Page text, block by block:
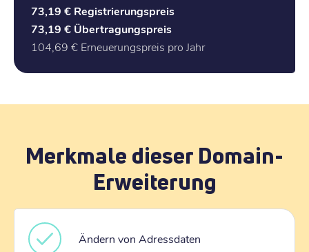
73,19 € Registrierungspreis
73,19 € Übertragungspreis
104,69 € Erneuerungspreis pro Jahr
Merkmale dieser Domain-
Erweiterung
Ändern von Adressdaten